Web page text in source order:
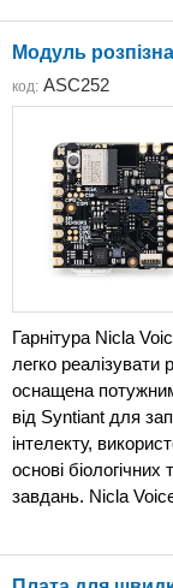
Модуль
код: ASC252
Гарнітура Nicla
легко реалізувати
оснащена
від Syntiant для
інтелекту,
основі
завдань. Nicla